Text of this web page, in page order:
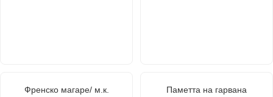
Френско магаре/ м.к. Паметта на гарвана